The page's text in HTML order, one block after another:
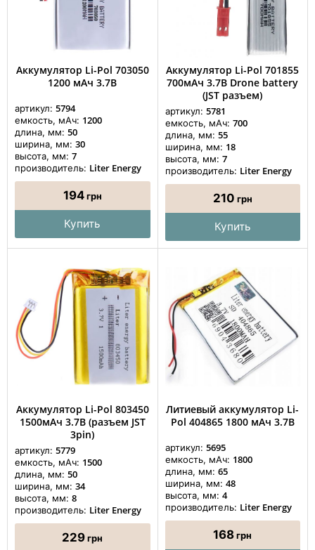
Аккумулятор Li-Pol 703050
1200 мАч 3.7В
артикул: 5794
емкость, мАч: 1200
длина, мм: 50
ширина, мм: 30
высота, мм: 7
производитель: Liter Energy
194грн
Купить
Аккумулятор Li-Pol 701855
700мАч 3.7В Drone battery
(JST разъем)
артикул: 5781
емкость, мАч: 700
длина, мм: 55
ширина, мм: 18
высота, мм: 7
производитель: Liter Energy
210 грн
Купить
Аккумулятор Li-Pol 803450
1500мАч 3.7В (разъем JST
3pin)
артикул: 5779
емкость, мАч: 1500
длина, мм: 50
ширина, мм: 34
высота, мм: 8
производитель: Liter Energy
229грн
Литиевый аккумулятор Li-
Pol 404865 1800 мАч 3.7В
артикул: 5695
емкость, мАч: 1800
длина, мм: 65
ширина, мм: 48
высота, мм: 4
производитель: Liter Energy
168грн